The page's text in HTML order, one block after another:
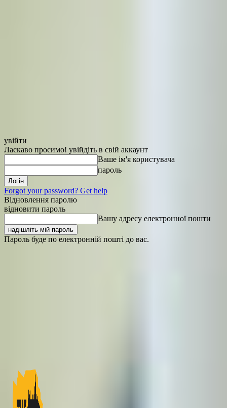
увійти
Ласкаво просимо! увійдіть в свій аккаунт
Ваше ім'я користувача
пароль
Forgot your password? Get help
Відновлення паролю
відновити пароль
Вашу адресу електронної пошти
Пароль буде по електронній пошті до вас.